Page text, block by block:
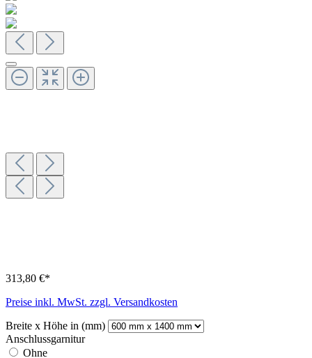
313,80 €*
Preise inkl. MwSt. zzgl. Versandkosten
Breite x Höhe in (mm)
Anschlussgarnitur
Ohne